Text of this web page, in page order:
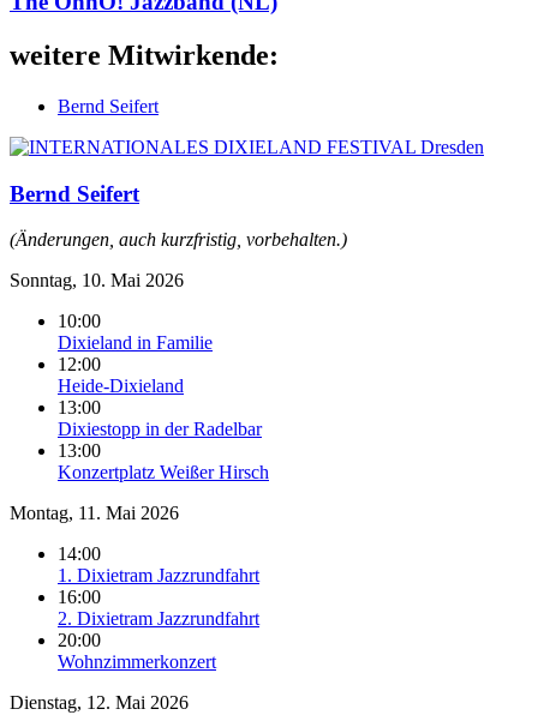
weitere Mitwirkende:
Bernd Seifert
Bernd Seifert
(Änderungen, auch kurzfristig, vorbehalten.)
Sonntag, 10. Mai 2026
10:00
Dixieland in Familie
12:00
Heide-Dixieland
13:00
Dixiestopp in der Radelbar
13:00
Konzertplatz Weißer Hirsch
Montag, 11. Mai 2026
14:00
1. Dixietram Jazzrundfahrt
16:00
2. Dixietram Jazzrundfahrt
20:00
Wohnzimmerkonzert
Dienstag, 12. Mai 2026